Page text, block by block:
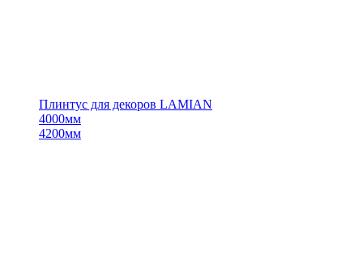
Плинтус для декоров LAMIAN
4000мм
4200мм